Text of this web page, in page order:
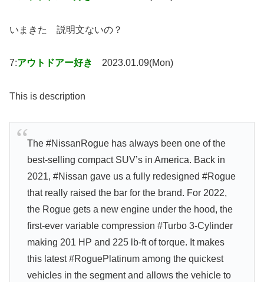
いまきた 説明文ないの？
7:アウトドアー好き 2023.01.09(Mon)
This is description
The #NissanRogue has always been one of the
best-selling compact SUV’s in America. Back in
2021, #Nissan gave us a fully redesigned #Rogue
that really raised the bar for the brand. For 2022,
the Rogue gets a new engine under the hood, the
first-ever variable compression #Turbo 3-Cylinder
making 201 HP and 225 lb-ft of torque. It makes
this latest #RoguePlatinum among the quickest
vehicles in the segment and allows the vehicle to